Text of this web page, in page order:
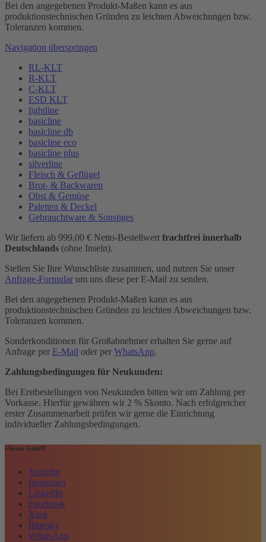
Bei den angegebenen Produkt-Maßen kann es aus
produktionstechnischen Gründen zu leichten Abweichungen bzw.
Toleranzen kommen.
Navigation überspringen
RL-KLT
R-KLT
C-KLT
ESD KLT
lightline
basicline
basicline db
basicline eco
basicline plus
silverline
Fleisch & Geflügel
Brot- & Backwaren
Obst & Gemüse
Paletten & Deckel
Gebrauchtware & Sonstiges
Wir liefern ab 999,00 € Netto-Bestellwert frachtfrei innerhalb
Deutschlands (ohne Inseln).
Stellen Sie Ihre Wunschliste zusammen, und nutzen Sie unser
Anfrage-Formular um uns diese per E-Mail zu senden.
Bei den angegebenen Produkt-Maßen kann es aus
produktionstechnischen Gründen zu leichten Abweichungen bzw.
Toleranzen kommen.
Sonderkonditionen für Großabnehmer erhalten Sie gerne auf
Anfrage per E-Mail oder per WhatsApp.
Zahlungsbedingungen für Neukunden:
Bei Erstbestellungen von Neukunden bitten wir um Zahlung per
Vorkasse. Hierfür gewähren wir 2 % Skonto. Nach erfolgreicher
erster Zusammenarbeit prüfen wir gerne die Einrichtung
individueller Zahlungsbedingungen.
i-bema GmbH
Youtube
Instagram
LinkedIn
Facebook
Xing
Bluesky
WhatsApp